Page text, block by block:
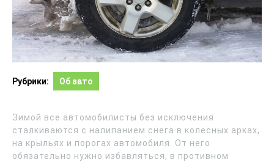
Рубрики: Об авто
Зимой все автомобилисты без исключения
сталкиваются с налипанием снега в колесных арках,
на крыльях и порогах автомобиля. От него
обязательно нужно избавляться, в противном